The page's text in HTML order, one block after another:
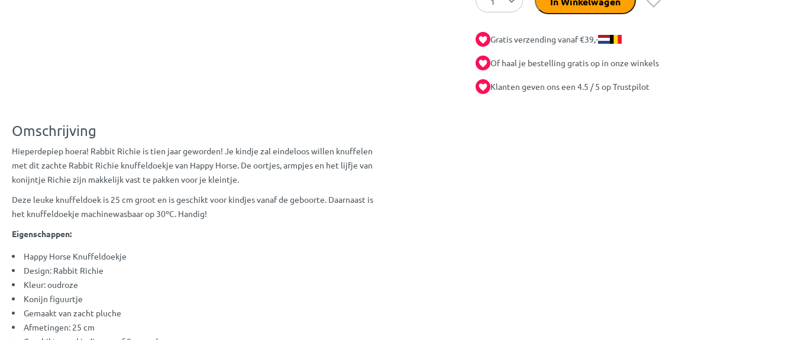
Gratis verzending vanaf €39,-
Of haal je bestelling gratis op in onze winkels
Klanten geven ons een 4.5 / 5 op Trustpilot
Omschrijving
Hieperdepiep hoera! Rabbit Richie is tien jaar geworden! Je kindje zal eindeloos willen knuffelen
met dit zachte Rabbit Richie knuffeldoekje van Happy Horse. De oortjes, armpjes en het lijfje van
konijntje Richie zijn makkelijk vast te pakken voor je kleintje.
Deze leuke knuffeldoek is 25 cm groot en is geschikt voor kindjes vanaf de geboorte. Daarnaast is
het knuffeldoekje machinewasbaar op 30ºC. Handig!
Eigenschappen:
Happy Horse Knuffeldoekje
Design: Rabbit Richie
Kleur: oudroze
Konijn figuurtje
Gemaakt van zacht pluche
Afmetingen: 25 cm